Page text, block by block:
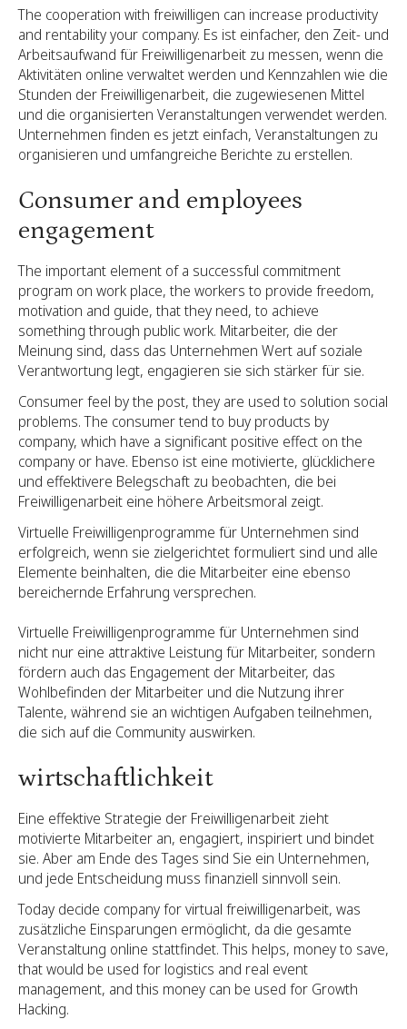
The cooperation with freiwilligen can increase productivity
and rentability your company. Es ist einfacher, den Zeit- und
Arbeitsaufwand für Freiwilligenarbeit zu messen, wenn die
Aktivitäten online verwaltet werden und Kennzahlen wie die
Stunden der Freiwilligenarbeit, die zugewiesenen Mittel
und die organisierten Veranstaltungen verwendet werden.
Unternehmen finden es jetzt einfach, Veranstaltungen zu
organisieren und umfangreiche Berichte zu erstellen.
Consumer and employees
engagement
The important element of a successful commitment
program on work place, the workers to provide freedom,
motivation and guide, that they need, to achieve
something through public work. Mitarbeiter, die der
Meinung sind, dass das Unternehmen Wert auf soziale
Verantwortung legt, engagieren sie sich stärker für sie.
Consumer feel by the post, they are used to solution social
problems. The consumer tend to buy products by
company, which have a significant positive effect on the
company or have. Ebenso ist eine motivierte, glücklichere
und effektivere Belegschaft zu beobachten, die bei
Freiwilligenarbeit eine höhere Arbeitsmoral zeigt.
Virtuelle Freiwilligenprogramme für Unternehmen sind
erfolgreich, wenn sie zielgerichtet formuliert sind und alle
Elemente beinhalten, die die Mitarbeiter eine ebenso
bereichernde Erfahrung versprechen.
Virtuelle Freiwilligenprogramme für Unternehmen sind
nicht nur eine attraktive Leistung für Mitarbeiter, sondern
fördern auch das Engagement der Mitarbeiter, das
Wohlbefinden der Mitarbeiter und die Nutzung ihrer
Talente, während sie an wichtigen Aufgaben teilnehmen,
die sich auf die Community auswirken.
wirtschaftlichkeit
Eine effektive Strategie der Freiwilligenarbeit zieht
motivierte Mitarbeiter an, engagiert, inspiriert und bindet
sie. Aber am Ende des Tages sind Sie ein Unternehmen,
und jede Entscheidung muss finanziell sinnvoll sein.
Today decide company for virtual freiwilligenarbeit, was
zusätzliche Einsparungen ermöglicht, da die gesamte
Veranstaltung online stattfindet. This helps, money to save,
that would be used for logistics and real event
management, and this money can be used for Growth
Hacking.